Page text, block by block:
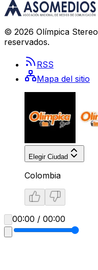
© 2026 Olímpica Stereo
reservados.
RSS
Mapa del sitio
Elegir Ciudad
Colombia
00:00 / 00:00